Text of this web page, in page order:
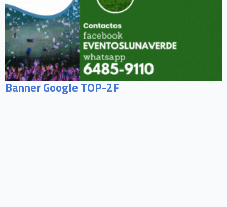
Banner Google TOP-2F